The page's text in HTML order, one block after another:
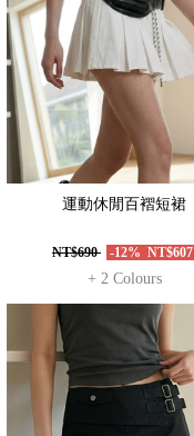
運動休閒百褶短裙
NT$690 -12% NT$607
+ 2 Colours